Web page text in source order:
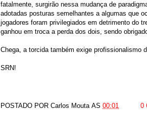
fatalmente, surgirão nessa mudança de
adotadas posturas semelhantes a algumas que
jogadores foram privilegiados em detrimento do
ganhou em troca a perda dos dois, sendo
Chega, a torcida também exige profissionalismo
SRN!
POSTADO POR Carlos Mouta AS 00:01 0